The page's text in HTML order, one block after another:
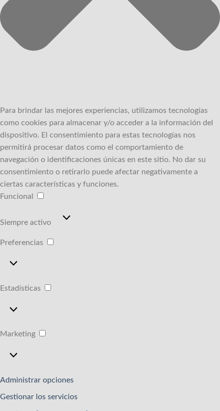
Para brindar las mejores experiencias, utilizamos tecnologías
como cookies para almacenar y/o acceder a la información del
dispositivo. El consentimiento para estas tecnologías nos
permitirá procesar datos como el comportamiento de
navegación o identificaciones únicas en este sitio. No dar su
consentimiento o retirarlo puede afectar negativamente a
ciertas características y funciones.
Funcional
Siempre activo
Preferencias
Preferencias
Estadísticas
Estadísticas
Marketing
Marketing
Administrar opciones
Gestionar los servicios